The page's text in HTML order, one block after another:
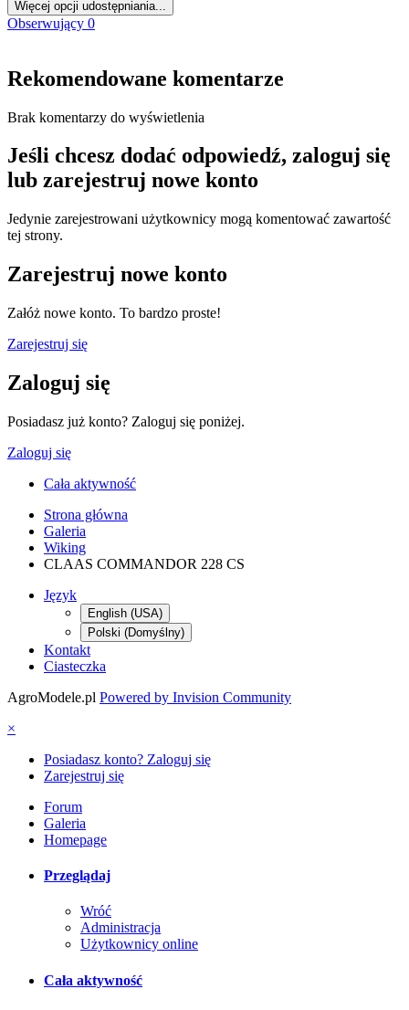
Więcej opcji udostępniania...
Obserwujący 0
Rekomendowane komentarze
Brak komentarzy do wyświetlenia
Jeśli chcesz dodać odpowiedź, zaloguj się
lub zarejestruj nowe konto
Jedynie zarejestrowani użytkownicy mogą komentować zawartość
tej strony.
Zarejestruj nowe konto
Załóż nowe konto. To bardzo proste!
Zarejestruj się
Zaloguj się
Posiadasz już konto? Zaloguj się poniżej.
Zaloguj się
Cała aktywność
Strona główna
Galeria
Wiking
CLAAS COMMANDOR 228 CS
Język
English (USA)
Polski (Domyślny)
Kontakt
Ciasteczka
AgroModele.pl Powered by Invision Community
×
Posiadasz konto? Zaloguj się
Zarejestruj się
Forum
Galeria
Homepage
Przeglądaj
Wróć
Administracja
Użytkownicy online
Cała aktywność